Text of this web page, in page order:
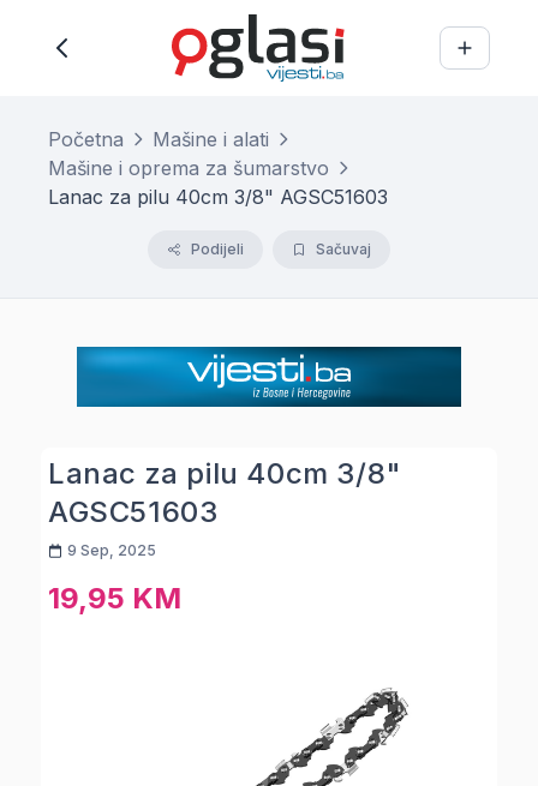
Početna
Mašine i alati
Mašine i oprema za šumarstvo
Lanac za pilu 40cm 3/8" AGSC51603
Podijeli Sačuvaj
Lanac za pilu 40cm 3/8"
AGSC51603
9 Sep, 2025
19,95 KM